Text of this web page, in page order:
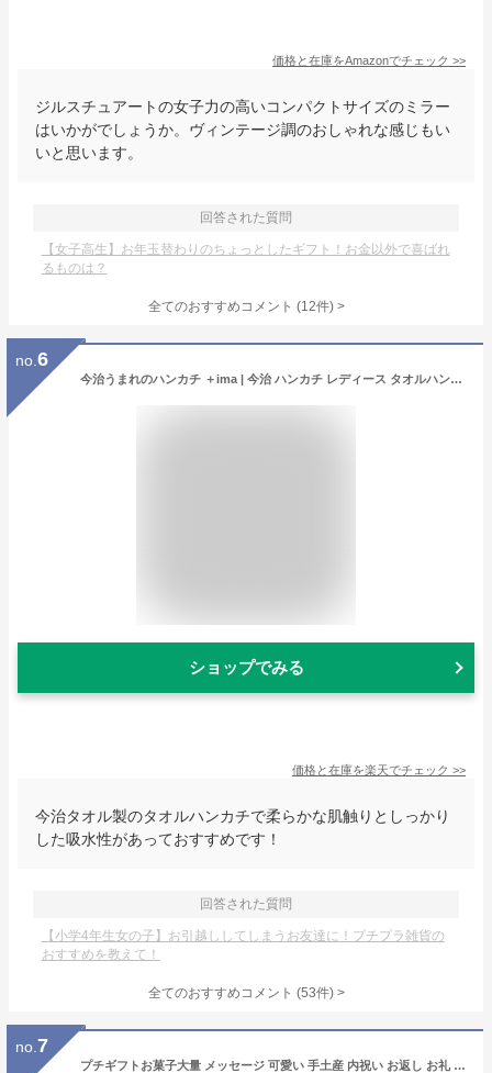
価格と在庫をAmazonでチェック >>
ジルスチュアートの女子力の高いコンパクトサイズのミラー
はいかがでしょうか。ヴィンテージ調のおしゃれな感じもい
いと思います。
回答された質問
【女子高生】お年玉替わりのちょっとしたギフト！お金以外で喜ばれ
るものは？
全てのおすすめコメント (12件) >
no. 6
今治うまれのハンカチ ＋ima | 今治 ハンカチ レディース タオルハンカチ プレゼント 女性 プチギフト おしゃれ ギフト かわいい ミニタオル 今治タオル お礼 ミニハンカチ 子供 ミニ お祝い 母の日 ハンドタオル 小物 実用的 ハンカチタオル
ショップでみる
価格と在庫を楽天でチェック >>
今治タオル製のタオルハンカチで柔らかな肌触りとしっかり
した吸水性があっておすすめです！
回答された質問
【小学4年生女の子】お引越ししてしまうお友達に！プチプラ雑貨の
おすすめを教えて！
全てのおすすめコメント (53件) >
no. 7
プチギフトお菓子大量 メッセージ 可愛い 手土産 内祝い お返し お礼 個包装 焼き菓子 スイーツ プレゼント ギフト お配り 記念品 300円台HF-3EC フィナンシェ 2個入 ※オンラインショップ限定